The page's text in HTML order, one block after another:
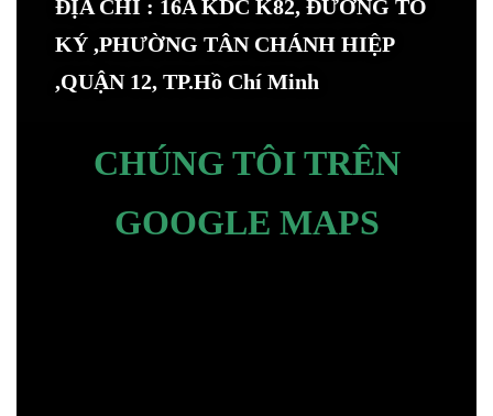
ĐỊA CHỈ : 16A KDC K82, ĐƯỜNG TÔ
KÝ ,PHƯỜNG TÂN CHÁNH HIỆP
,QUẬN 12, TP.Hồ Chí Minh
CHÚNG TÔI TRÊN
GOOGLE MAPS